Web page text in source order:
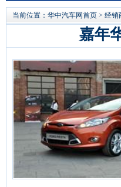
当前位置： 华中汽车网首页 > 经销
嘉年